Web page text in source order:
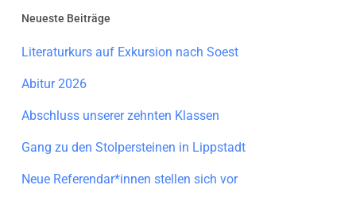
Neueste Beiträge
Literaturkurs auf Exkursion nach Soest
Abitur 2026
Abschluss unserer zehnten Klassen
Gang zu den Stolpersteinen in Lippstadt
Neue Referendar*innen stellen sich vor